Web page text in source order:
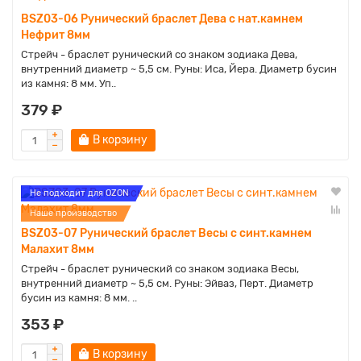
BSZ03-06 Рунический браслет Дева с нат.камнем
Нефрит 8мм
Стрейч - браслет рунический со знаком зодиака Дева,
внутренний диаметр ~ 5,5 см. Руны: Иса, Йера. Диаметр бусин
из камня: 8 мм. Уп..
379 ₽
В корзину
Не подходит для OZON
Наше производство
BSZ03-07 Рунический браслет Весы с синт.камнем
Малахит 8мм
Стрейч - браслет рунический со знаком зодиака Весы,
внутренний диаметр ~ 5,5 см. Руны: Эйваз, Перт. Диаметр
бусин из камня: 8 мм. ..
353 ₽
В корзину